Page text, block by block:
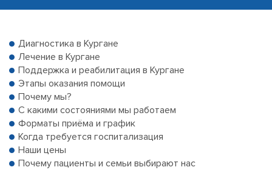
Диагностика в Кургане
Лечение в Кургане
Поддержка и реабилитация в Кургане
Этапы оказания помощи
Почему мы?
С какими состояниями мы работаем
Форматы приёма и график
Когда требуется госпитализация
Наши цены
Почему пациенты и семьи выбирают нас